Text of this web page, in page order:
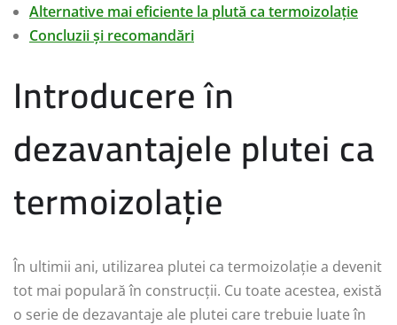
Alternative mai eficiente la plută ca termoizolație
Concluzii și recomandări
Introducere în
dezavantajele plutei ca
termoizolație
În ultimii ani, utilizarea plutei ca termoizolație a devenit
tot mai populară în construcții. Cu toate acestea, există
o serie de dezavantaje ale plutei care trebuie luate în